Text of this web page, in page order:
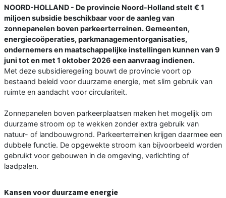
NOORD-HOLLAND - De provincie Noord-Holland stelt € 1
miljoen subsidie beschikbaar voor de aanleg van
zonnepanelen boven parkeerterreinen. Gemeenten,
energiecoöperaties, parkmanagementorganisaties,
ondernemers en maatschappelijke instellingen kunnen van 9
juni tot en met 1 oktober 2026 een aanvraag indienen.
Met deze subsidieregeling bouwt de provincie voort op
bestaand beleid voor duurzame energie, met slim gebruik van
ruimte en aandacht voor circulariteit.
Zonnepanelen boven parkeerplaatsen maken het mogelijk om
duurzame stroom op te wekken zonder extra gebruik van
natuur- of landbouwgrond. Parkeerterreinen krijgen daarmee een
dubbele functie. De opgewekte stroom kan bijvoorbeeld worden
gebruikt voor gebouwen in de omgeving, verlichting of
laadpalen.
Kansen voor duurzame energie